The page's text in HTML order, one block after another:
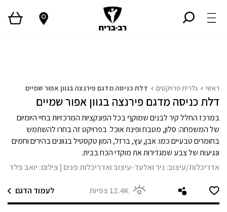
ראשי גלרית פרויקטים דלת כניסה מדגם פירנצה בגוון אפור שמיים
דלת כניסה מדגם פירנצה בגוון אפור שמיים
במרכז החלל קיר לבנים שמוקף בכל הפונקציות המרכזיות בחיי היומיום
של המשפחה: סלון, מטבח ופינת אוכל. בפרויקט זה בחרו להשתמש
בחומרים טבעיים כמו: אבן, עץ, ברזל, המון טקסטיל בגוונים בהירים וחמים
ונגיעות של צבע שמגדירות את מוקדי הכח בבית.
אדריכלות/עיצוב: ניר ואלעד-עיצוב ואדריכלות פנים | צילום: יואב פלד
12.4K צפיות לעמוד הדגם